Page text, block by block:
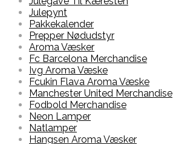
Julepynt
Pakkekalender
Prepper Nødudstyr
Aroma Væsker
Fc Barcelona Merchandise
Ivg Aroma Væske
Fcukin Flava Aroma Væske
Manchester United Merchandise
Fodbold Merchandise
Neon Lamper
Natlamper
Hangsen Aroma Væsker